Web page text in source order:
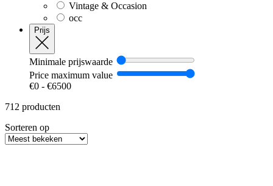
Vintage & Occasion
occ
Prijs
Minimale prijswaarde
Price maximum value
€0 - €6500
712 producten
Sorteren op